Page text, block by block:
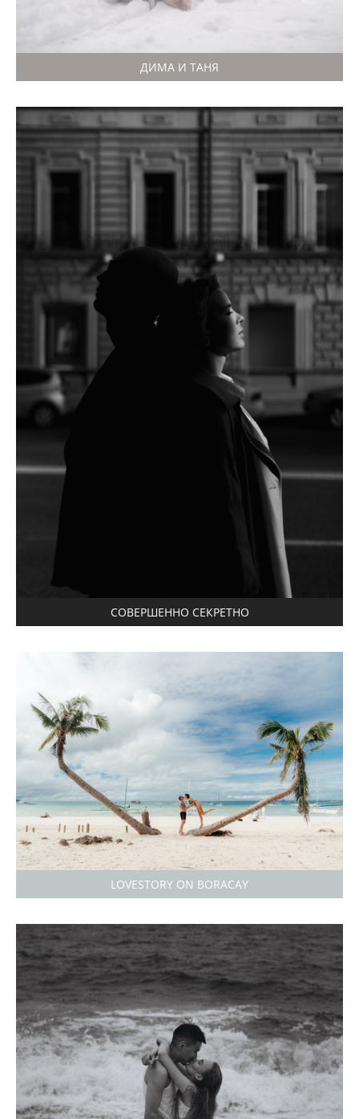
ДИМА И ТАНЯ
СОВЕРШЕННО СЕКРЕТНО
LOVESTORY ON BORACAY